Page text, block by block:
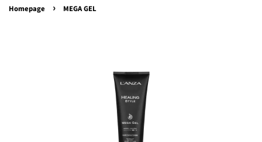
Homepage › MEGA GEL